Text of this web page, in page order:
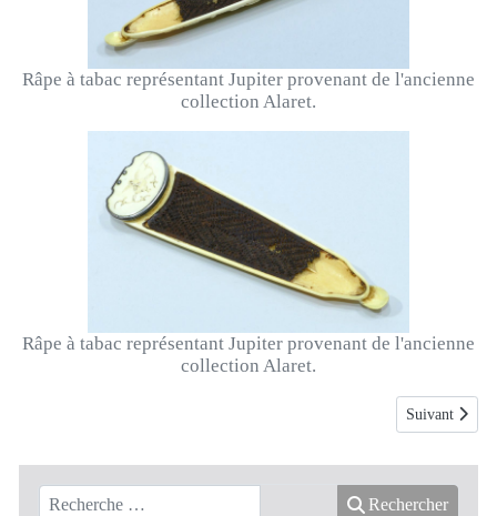
Râpe à tabac représentant Jupiter provenant de l'ancienne
collection Alaret.
Râpe à tabac représentant Jupiter provenant de l'ancienne
collection Alaret.
Article
Suivant
Rechercher